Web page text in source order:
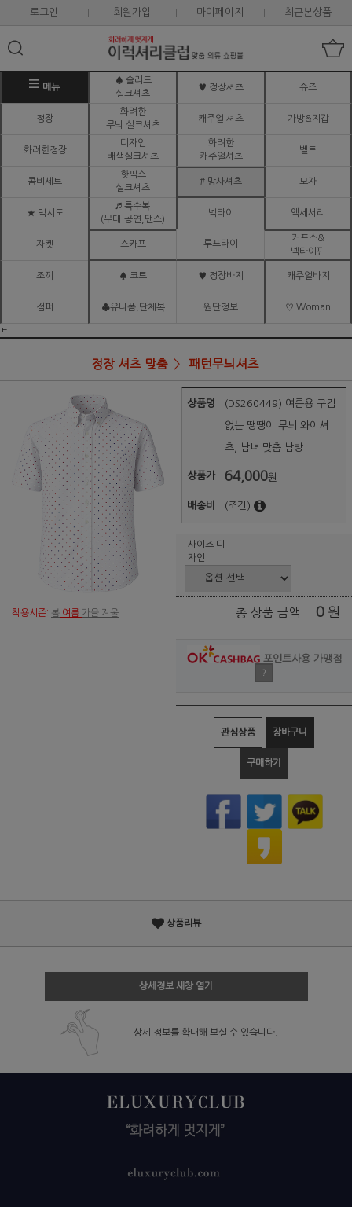
로그인 회원가입 마이페이지 최근본상품
메뉴
♠ 솔리드
실크셔츠
♥ 정장셔츠 슈즈
정장
화려한
무늬 실크셔츠
캐주얼 셔츠 가방&지갑
화려한정장
디자인
배색실크셔츠
화려한
캐주얼셔츠
벨트
콤비세트
핫픽스
실크셔츠
# 망사셔츠 모자
★ 턱시도
♬ 특수복
(무대.공연,댄스)
넥타이 액세서리
자켓 스카프 루프타이
커프스&
넥타이핀
조끼 ♠ 코트 ♥ 정장바지 캐주얼바지
점퍼 ♣유니폼,단체복 원단정보 ♡ Woman
ㅌ
정장 셔츠 맞춤 패턴무늬셔츠
착용시즌: 봄 여름 가을 겨울
상품명 (DS260449) 여름용 구김
없는 땡땡이 무늬 와이셔
츠, 남녀 맞춤 남방
상품가 64,000원
배송비 (조건)
사이즈 디
자인
총 상품 금액 0 원
포인트사용 가맹점
?
관심상품 장바구니
구매하기
상품리뷰
상세정보 새창 열기
상세 정보를 확대해 보실 수 있습니다.